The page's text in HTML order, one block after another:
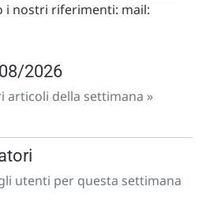
i nostri riferimenti: mail:
2026
articoli della settimana »
utenti per questa settimana